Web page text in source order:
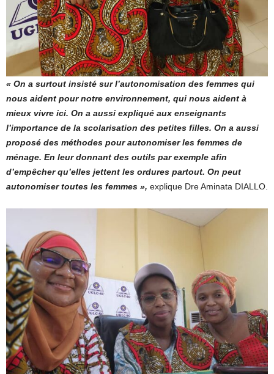
« On a surtout insisté sur l’autonomisation des femmes qui
nous aident pour notre environnement, qui nous aident à
mieux vivre ici. On a aussi expliqué aux enseignants
l’importance de la scolarisation des petites filles. On a aussi
proposé des méthodes pour autonomiser les femmes de
ménage. En leur donnant des outils par exemple afin
d’empêcher qu’elles jettent les ordures partout. On peut
autonomiser toutes les femmes », explique Dre Aminata DIALLO.